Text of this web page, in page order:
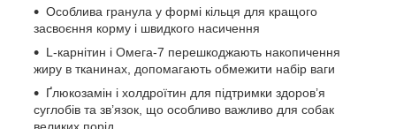
Особлива гранула у формі кільця для кращого
засвоєння корму і швидкого насичення
L-карнітин і Омега-7 перешкоджають накопичення
жиру в тканинах, допомагають обмежити набір ваги
Ґлюкозамін і холдроїтин для підтримки здоров’я
суглобів та зв’язок, що особливо важливо для собак
великих порід